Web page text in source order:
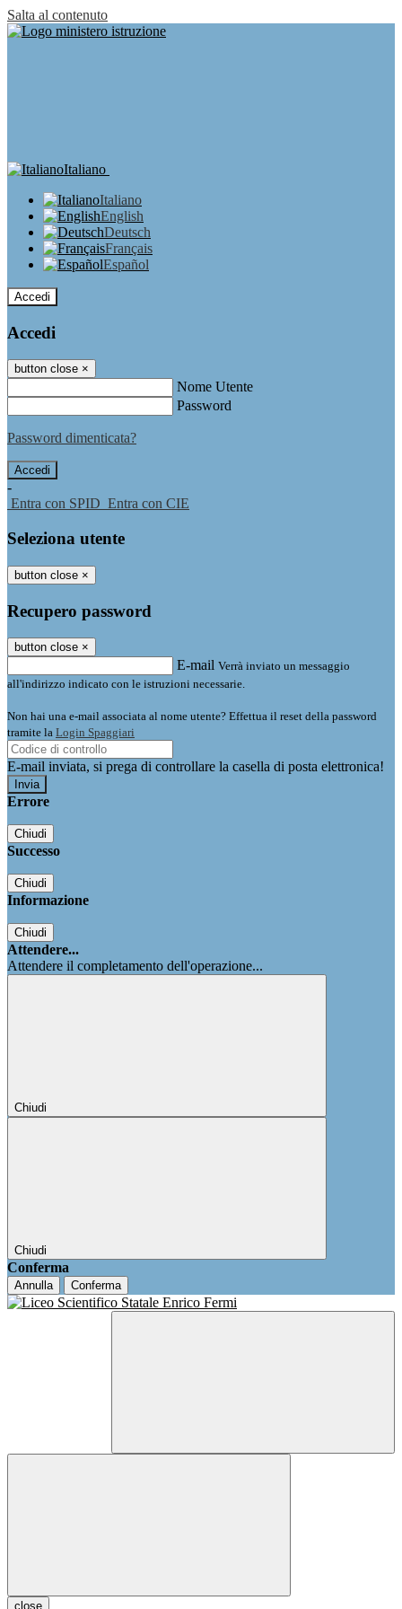
Salta al contenuto
Italiano
Italiano
English
Deutsch
Français
Español
Accedi
Accedi
button close ×
Nome Utente
Password
Password dimenticata?
-
Entra con SPID Entra con CIE
Seleziona utente
button close ×
Recupero password
button close ×
E-mail Verrà inviato un messaggio
all'indirizzo indicato con le istruzioni necessarie.
Non hai una e-mail associata al nome utente? Effettua il reset della password
tramite la Login Spaggiari
E-mail inviata, si prega di controllare la casella di posta elettronica!
Errore
Chiudi
Successo
Chiudi
Informazione
Chiudi
Attendere...
Attendere il completamento dell'operazione...
Chiudi
Chiudi
Conferma
Annulla Conferma
close